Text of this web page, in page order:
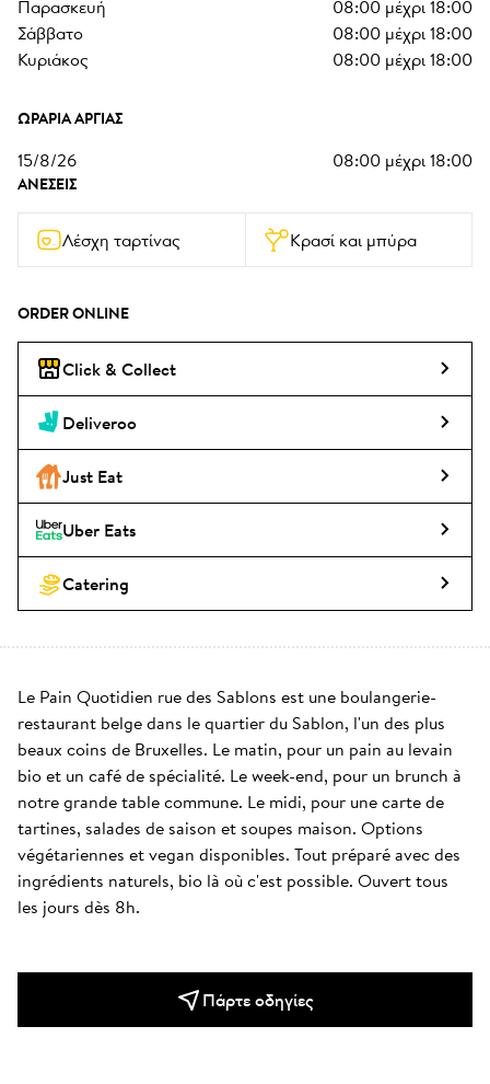
παρασκευή
08:00 μέχρι18:00
σάββατο
08:00 μέχρι18:00
κυριάκος
08:00 μέχρι18:00
ΩΡΆΡΙΑ ΑΡΓΊΑΣ
15/8/26 08:00 μέχρι18:00
ΑΝΈΣΕΙΣ
Λέσχη ταρτίνας Κρασί και μπύρα
ORDER ONLINE
Click & Collect
Deliveroo
Just Eat
Uber Eats
Catering
Le Pain Quotidien rue des Sablons est une boulangerie-
restaurant belge dans le quartier du Sablon, l'un des plus
beaux coins de Bruxelles. Le matin, pour un pain au levain
bio et un café de spécialité. Le week-end, pour un brunch à
notre grande table commune. Le midi, pour une carte de
tartines, salades de saison et soupes maison. Options
végétariennes et vegan disponibles. Tout préparé avec des
ingrédients naturels, bio là où c'est possible. Ouvert tous
les jours dès 8h.
Πάρτε οδηγίες